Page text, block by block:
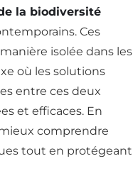
la biodiversité
Ces
isolée dans les
où les solutions
entre ces deux
et efficaces. En
comprendre
tout en protégeant